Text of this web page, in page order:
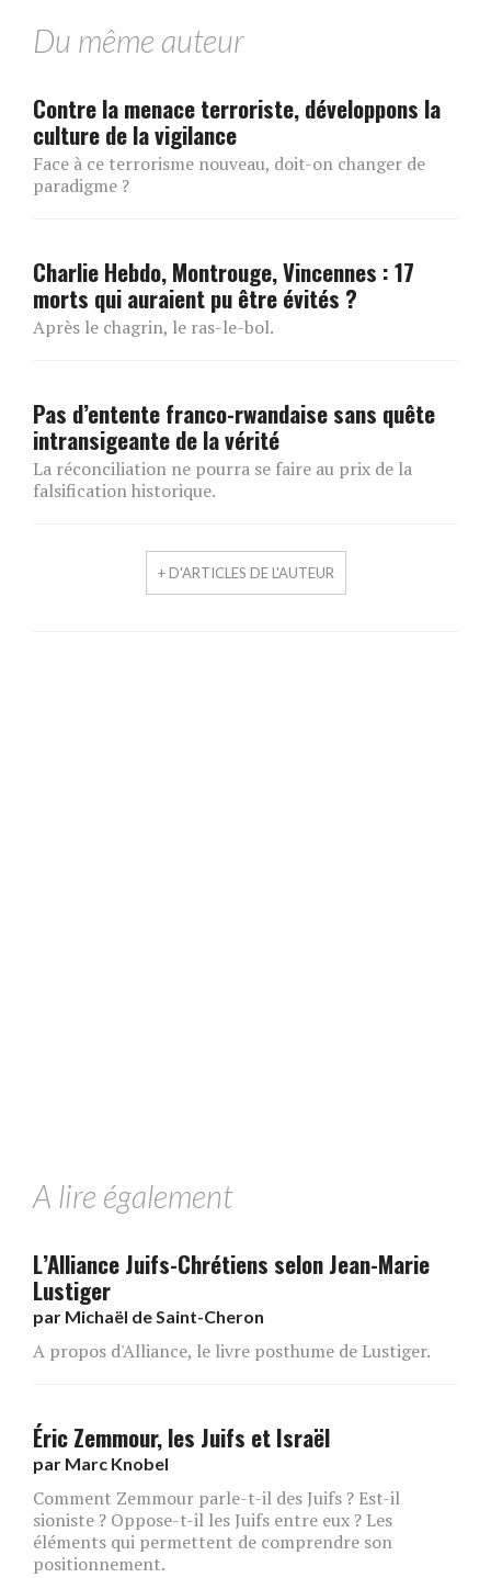
Du même auteur
Contre la menace terroriste, développons la
culture de la vigilance
Face à ce terrorisme nouveau, doit-on changer de
paradigme ?
Charlie Hebdo, Montrouge, Vincennes : 17
morts qui auraient pu être évités ?
Après le chagrin, le ras-le-bol.
Pas d’entente franco-rwandaise sans quête
intransigeante de la vérité
La réconciliation ne pourra se faire au prix de la
falsification historique.
+ D'ARTICLES DE L'AUTEUR
A lire également
L’Alliance Juifs-Chrétiens selon Jean-Marie
Lustiger
par Michaël de Saint-Cheron
A propos d'Alliance, le livre posthume de Lustiger.
Éric Zemmour, les Juifs et Israël
par Marc Knobel
Comment Zemmour parle-t-il des Juifs ? Est-il
sioniste ? Oppose-t-il les Juifs entre eux ? Les
éléments qui permettent de comprendre son
positionnement.